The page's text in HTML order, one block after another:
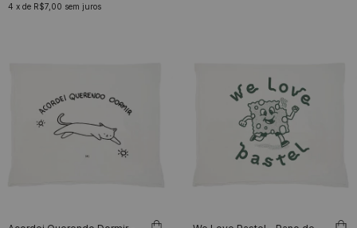
4 x de R$7,00 sem juros